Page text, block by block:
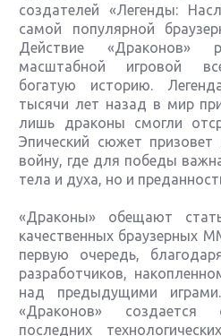
создателей «Легенды:
самой популярной
Действие «Драконов»
масштабной игровой
богатую историю.
тысячи лет назад в мир
лишь драконы смогли
Эпический сюжет призовет
войну, где для победы
тела и духа, но и
«Драконы» обещают
качественных браузерных
первую очередь,
разработчиков,
над предыдущими
«Драконов» создается
последних